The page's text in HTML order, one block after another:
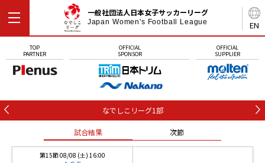
EN
一般社団法人日本女子サッカーリーグ
Japan Women's Football League
TOP
PARTNER
OFFICIAL
SPONSOR
OFFICIAL
SUPPLIER
なでしこリーグ1部
試合結果 次節
第15節 08/08 (土) 16:00